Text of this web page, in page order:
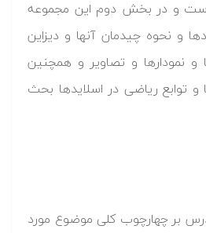
و در بخش دوم این مجموعه
و نحوه چیدمان آنها و دیزاین
نمودارها و تصاویر و همچنین
توابع ریاضی در اسلایدها بحث
بر چهارچوب کلی موضوع مورد